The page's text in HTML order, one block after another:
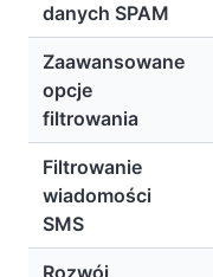
danych SPAM
Zaawansowane
opcje
filtrowania
Filtrowanie
wiadomości
SMS